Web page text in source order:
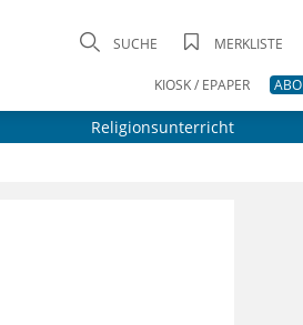
SUCHE MERKLISTE
KIOSK / EPAPER ABO
Religionsunterricht